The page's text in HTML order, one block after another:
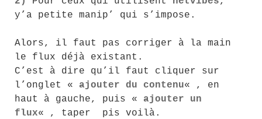
y’a petite manip’ qui s’impose.
Alors, il faut pas corriger à la main
le flux déjà existant.
C’est à dire qu’il faut cliquer sur
l’onglet « ajouter du contenu« , en
haut à gauche, puis « ajouter un
flux« , taper pis voilà.